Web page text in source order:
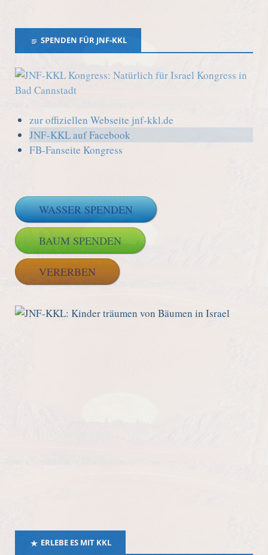
SPENDEN FÜR JNF-KKL
zur offiziellen Webseite jnf-kkl.de
JNF-KKL auf Facebook
FB-Fanseite Kongress
WASSER SPENDEN
BAUM SPENDEN
VERERBEN
ERLEBE ES MIT KKL